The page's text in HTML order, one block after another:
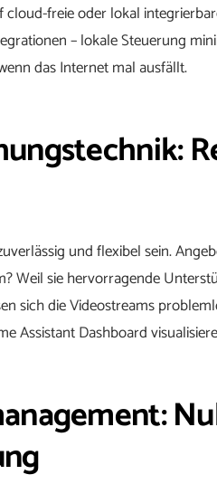
freie oder lokal
– lokale Steuerung
das Internet mal ausfällt.
und flexibel sein.
Weil sie hervorragende
sich die Videostreams
Assistant Dashboard